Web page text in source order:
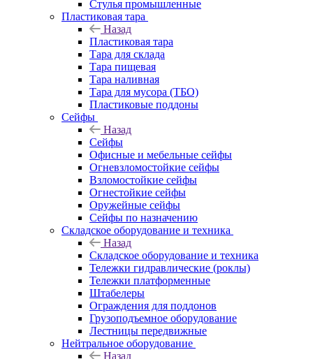
Cтулья промышленные
Пластиковая тара
Назад
Пластиковая тара
Тара для склада
Тара пищевая
Тара наливная
Тара для мусора (ТБО)
Пластиковые поддоны
Сейфы
Назад
Сейфы
Офисные и мебельные сейфы
Огневзломостойкие сейфы
Взломостойкие сейфы
Огнестойкие сейфы
Оружейные сейфы
Сейфы по назначению
Складское оборудование и техника
Назад
Складское оборудование и техника
Тележки гидравлические (роклы)
Тележки платформенные
Штабелеры
Ограждения для поддонов
Грузоподъемное оборудование
Лестницы передвижные
Нейтральное оборудование
Назад